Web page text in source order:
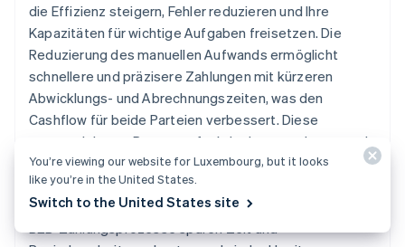
die Effizienz steigern, Fehler reduzieren und Ihre
Kapazitäten für wichtige Aufgaben freisetzen. Die
Reduzierung des manuellen Aufwands ermöglicht
schnellere und präzisere Zahlungen mit kürzeren
Abwicklungs- und Abrechnungszeiten, was den
Cashflow für beide Parteien verbessert. Diese
automatisierten Prozesse funktionieren am besten mit
elektronischen Zahlungsmethoden, die ein höheres
Sicherheitsniveau aufweisen und das Betrugsrisiko im
Vergleich zu Papierschecks minimieren. Automatisierte
B2B-Zahlungsprozesse sparen Zeit und
You’re viewing our website for Luxembourg, but it looks
like you’re in the United States.
Switch to the United States site